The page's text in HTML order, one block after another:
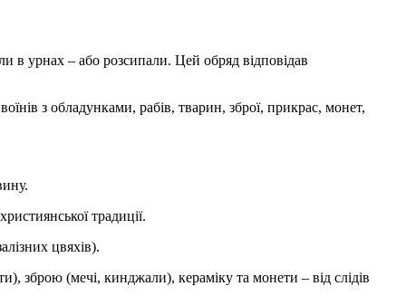
в урнах – або розсипали. Цей обряд відповідав
з обладунками, рабів, тварин, зброї, прикрас, монет,
традиції.
цвяхів).
зброю (мечі, кинджали), кераміку та монети – від слідів